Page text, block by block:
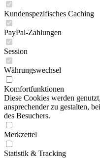
Kundenspezifisches Caching
PayPal-Zahlungen
Session
Währungswechsel
Komfortfunktionen
Diese Cookies werden
ansprechender zu gestalten,
des Besuchers.
Merkzettel
Statistik & Tracking